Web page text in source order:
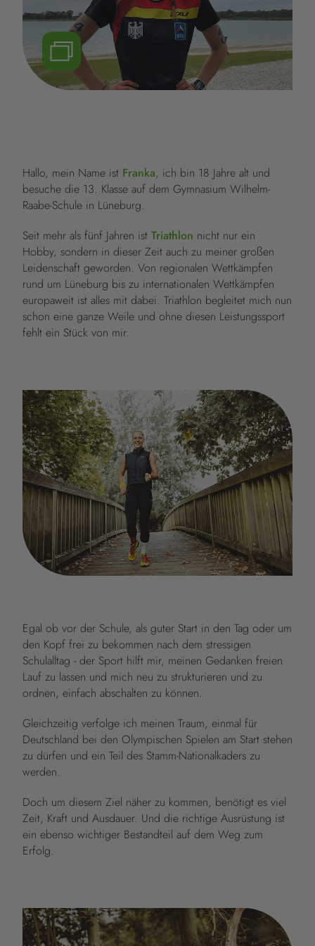
Hallo, mein Name ist Franka, ich bin 18 Jahre alt und
besuche die 13. Klasse auf dem Gymnasium Wilhelm-
Raabe-Schule in Lüneburg.
Seit mehr als fünf Jahren ist Triathlon nicht nur ein
Hobby, sondern in dieser Zeit auch zu meiner großen
Leidenschaft geworden. Von regionalen Wettkämpfen
rund um Lüneburg bis zu internationalen Wettkämpfen
europaweit ist alles mit dabei. Triathlon begleitet mich nun
schon eine ganze Weile und ohne diesen Leistungssport
fehlt ein Stück von mir.
Egal ob vor der Schule, als guter Start in den Tag oder um
den Kopf frei zu bekommen nach dem stressigen
Schulalltag - der Sport hilft mir, meinen Gedanken freien
Lauf zu lassen und mich neu zu strukturieren und zu
ordnen, einfach abschalten zu können.
Gleichzeitig verfolge ich meinen Traum, einmal für
Deutschland bei den Olympischen Spielen am Start stehen
zu dürfen und ein Teil des Stamm-Nationalkaders zu
werden.
Doch um diesem Ziel näher zu kommen, benötigt es viel
Zeit, Kraft und Ausdauer. Und die richtige Ausrüstung ist
ein ebenso wichtiger Bestandteil auf dem Weg zum
Erfolg.